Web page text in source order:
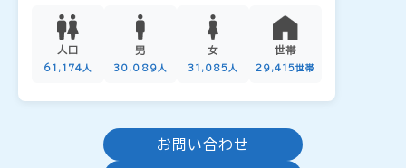
人口
61,174人
男
30,089人
女
31,085人
世帯
29,415世帯
お問い合わせ